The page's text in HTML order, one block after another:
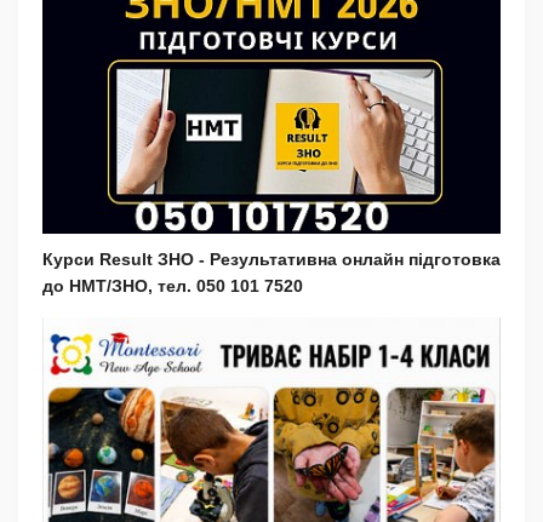
Курси Result ЗНО - Результативна онлайн підготовка
до НМТ/ЗНО, тел. 050 101 7520